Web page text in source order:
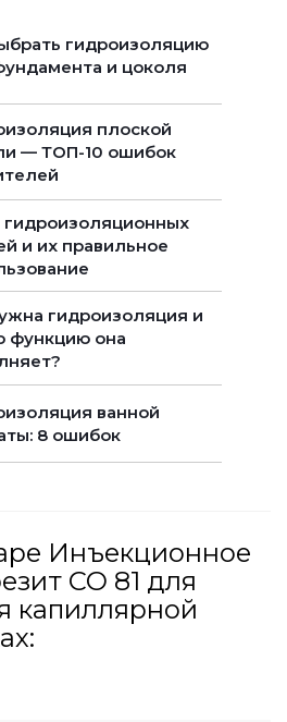
гидроизоляцию
и цоколя
плоской
— ТОП-10 ошибок
и их правильное
гидроизоляция и
функцию она
ванной
8 ошибок
Инъекционное
CO 81 для
капиллярной